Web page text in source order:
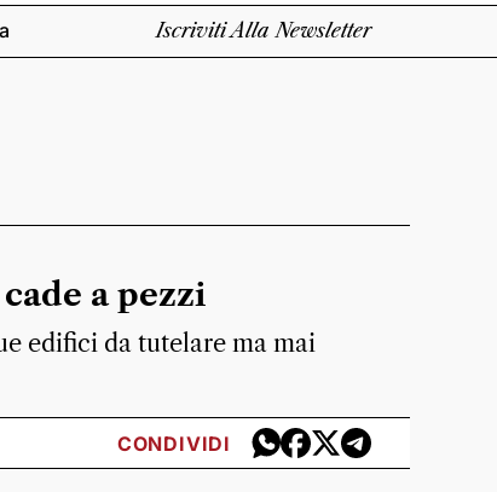
Iscriviti Alla Newsletter
a pezzi
edifici da tutelare ma mai
CONDIVIDI